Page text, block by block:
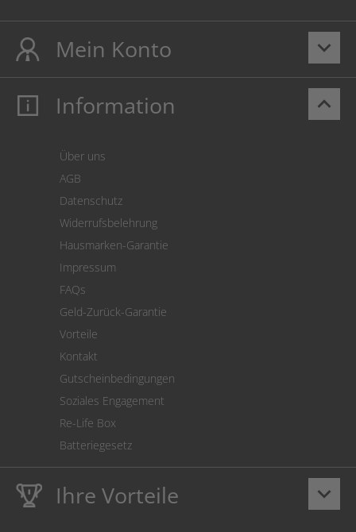
keyboard_arrow_down
Mein Konto
Mein Konto
Cookie Einstellungen
keyboard_arrow_up
Information
Über uns
AGB
Datenschutz
Widerrufsbelehrung
Hausmarken-Garantie
Impressum
FAQs
Geld-Zurück-Garantie
Vorteile
Kontakt
Gutscheinbedingungen
Soziales Engagement
Re-Life Box
Batteriegesetz
keyboard_arrow_down
Ihre Vorteile